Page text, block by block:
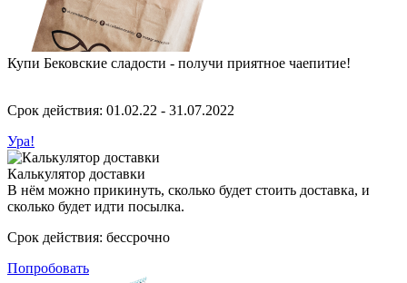
Купи Бековские сладости - получи приятное чаепитие!
Срок действия: 01.02.22 - 31.07.2022
Ура!
Калькулятор доставки
В нём можно прикинуть, сколько будет стоить доставка, и
сколько будет идти посылка.
Срок действия: бессрочно
Попробовать